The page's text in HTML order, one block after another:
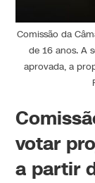
Comissão da
de 16 anos. A
aprovada, a
votar
a partir